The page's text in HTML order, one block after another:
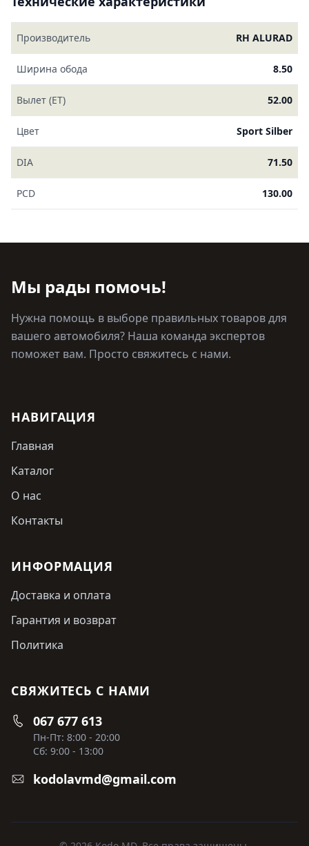
Производитель RH ALURAD
Ширина обода 8.50
Вылет (ET) 52.00
Цвет Sport Silber
DIA 71.50
PCD 130.00
Мы рады помочь!
Нужна помощь в выборе правильных товаров для
вашего автомобиля? Наша команда экспертов
поможет вам. Просто свяжитесь с нами.
НАВИГАЦИЯ
Главная
Каталог
О нас
Контакты
ИНФОРМАЦИЯ
Доставка и оплата
Гарантия и возврат
Политика
СВЯЖИТЕСЬ С НАМИ
067 677 613
Пн-Пт: 8:00 - 20:00
Сб: 9:00 - 13:00
kodolavmd@gmail.com